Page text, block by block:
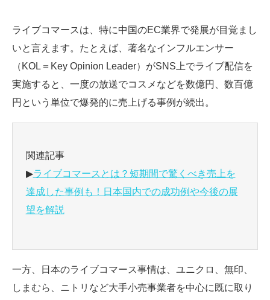
ライブコマースは、特に中国のEC業界で発展が目覚まし
いと言えます。たとえば、著名なインフルエンサー
（KOL＝Key Opinion Leader）がSNS上でライブ配信を
実施すると、一度の放送でコスメなどを数億円、数百億
円という単位で爆発的に売上げる事例が続出。
関連記事
▶ライブコマースとは？短期間で驚くべき売上を
達成した事例も！日本国内での成功例や今後の展
望を解説
一方、日本のライブコマース事情は、ユニクロ、無印、
しまむら、ニトリなど大手小売事業者を中心に既に取り